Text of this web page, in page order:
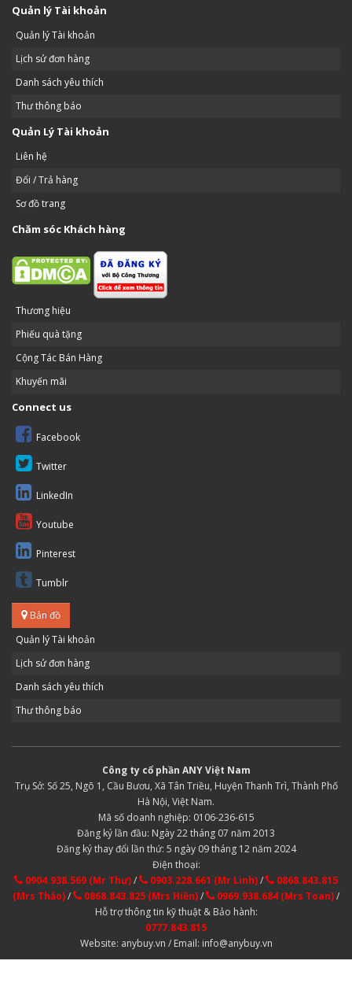
Quản lý Tài khoản
Quản lý Tài khoản
Lịch sử đơn hàng
Danh sách yêu thích
Thư thông báo
Quản Lý Tài khoản
Liên hệ
Đổi / Trả hàng
Sơ đồ trang
Chăm sóc Khách hàng
Thương hiệu
Phiếu quà tặng
Cộng Tác Bán Hàng
Khuyến mãi
Connect us
Facebook
Twitter
LinkedIn
Youtube
Pinterest
Tumblr
Bản đồ
Quản lý Tài khoản
Lịch sử đơn hàng
Danh sách yêu thích
Thư thông báo
Công ty cổ phần ANY Việt Nam
Trụ Sở: Số 25, Ngõ 1, Cầu Bươu, Xã Tân Triều, Huyện Thanh Trì, Thành Phố
Hà Nội, Việt Nam.
Mã số doanh nghiệp: 0106-236-615
Đăng ký lần đầu: Ngày 22 tháng 07 năm 2013
Đăng ký thay đổi lần thứ: 5 ngày 09 tháng 12 năm 2024
Điện thoại:
0904.938.569 (Mr Thư)/ 0903.228.661 (Mr Linh)/
0868.843.815
(Mrs Thảo)/ 0868.843.825 (Mrs Hiền)/ 0969.938.684 (Mrs Toan)/
Hỗ trợ thông tin kỹ thuật & Bảo hành:
0777.843.815
Website: anybuy.vn / Email: info@anybuy.vn